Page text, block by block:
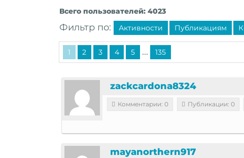
Всего пользователей: 4023
Фильтр по: Активности Публикациям
1 2 3 4 5 ... 135
zackcardona8324
Комментарии: 0 Публикации: 0
mayanorthern917